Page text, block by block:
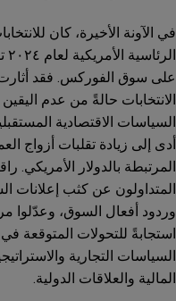
في الآونة الأخيرة، كان
على سوق الفوركس. فقد أثارت
الانتخابات حالةً من عدم
السياسات الاقتصادية
أدى إلى زيادة تقلبات أزواج
المرتبطة بالدولار الأمريكي.
المتداولون عن كثب إعلانات
وردود أفعال السوق، وعدّلوا
استجابةً للتحولات المتوقعة في
السياسات التجارية
المالية والعلاقات الدولية.